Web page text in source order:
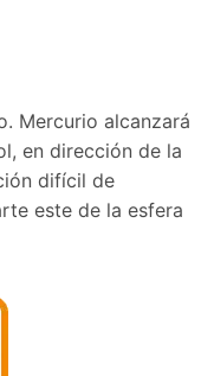
Mercurio alcanzará
en dirección de la
difícil de
este de la esfera